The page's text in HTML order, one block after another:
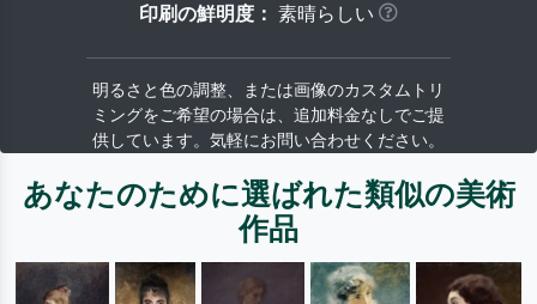
印刷の鮮明度： 素晴らしい
明るさと色の調整、または画像のカスタムトリ
ミングをご希望の場合は、追加料金なしでご提
供しています。気軽にお問い合わせください。
あなたのために選ばれた類似の美術
作品